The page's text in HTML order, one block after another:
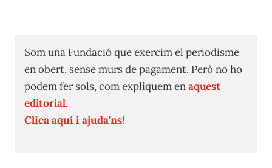
Som una Fundació que exercim el periodisme
en obert, sense murs de pagament. Però no ho
podem fer sols, com expliquem enaquest
editorial.
Clica aquí i ajuda'ns!